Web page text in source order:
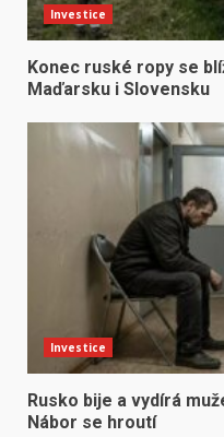
Investice
Konec ruské ropy se
Maďarsku i Slovensku
Investice
Rusko bije a vydírá
Nábor se hroutí